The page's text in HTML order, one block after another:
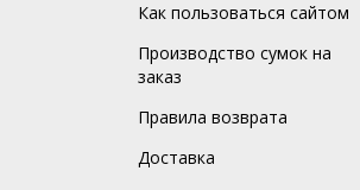
Как пользоваться сайтом
Производство сумок на
заказ
Правила возврата
Доставка